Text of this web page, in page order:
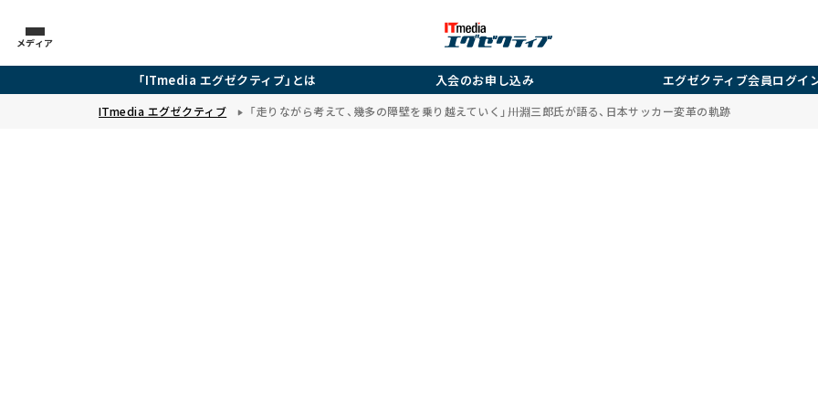
メディア
「ITmedia エグゼクティブ」とは 入会のお申し込み エグゼクティブ会員ログイ
ITmedia エグゼクティブ 「走りながら考えて、幾多の障壁を乗り越えていく」――川淵三郎氏が語る、日本サッカー変革の軌跡